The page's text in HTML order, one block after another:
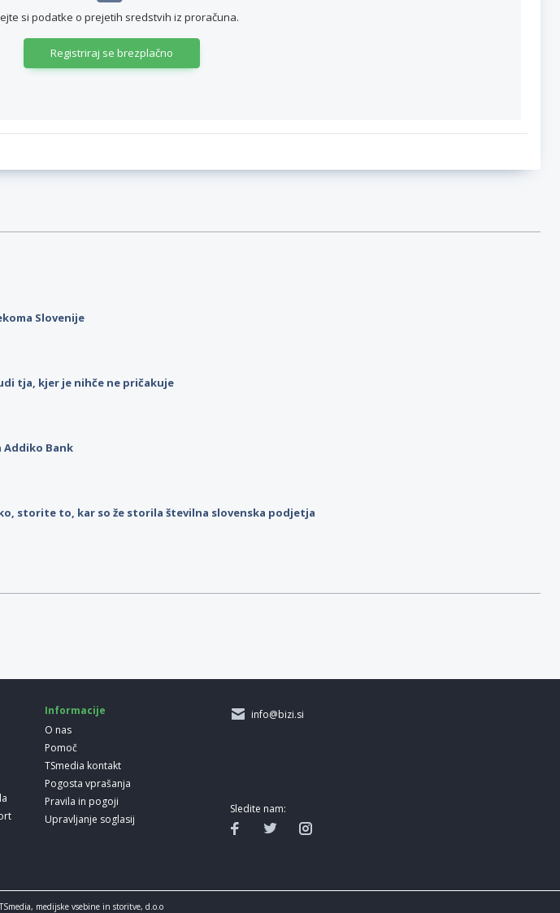
si podatke o prejetih sredstvih iz proračuna.
Registriraj se brezplačno
Slovenije
tja, kjer je nihče ne pričakuje
Addiko Bank
storite to, kar so že storila številna slovenska podjetja
Informacije
O nas
Pomoč
TSmedia kontakt
Pogosta vprašanja
Pravila in pogoji
Upravljanje soglasij
info@bizi.si
Sledite nam:
medijske vsebine in storitve, d.o.o